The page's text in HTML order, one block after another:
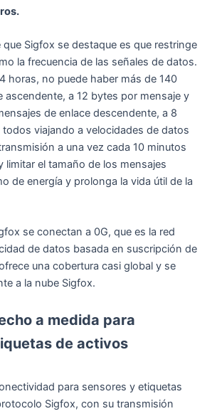
Sigfox se destaque es que restringe
la frecuencia de las señales de datos.
horas, no puede haber más de 140
ascendente, a 12 bytes por mensaje y
de enlace descendente, a 8
viajando a velocidades de datos
a una vez cada 10 minutos
limitar el tamaño de los mensajes
de energía y prolonga la vida útil de la
se conectan a 0G, que es la red
de datos basada en suscripción de
una cobertura casi global y se
a la nube Sigfox.
a medida para
de activos
para sensores y etiquetas
Sigfox, con su transmisión